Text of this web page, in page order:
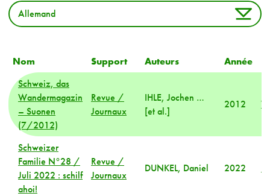
Nom Support Auteurs Année
Schweiz, das
Wandermagazin
– Suonen
(7/2012)
Revue /
Journaux
IHLE, Jochen …
[et al.]
2012
Schweizer
Familie N°28 /
Juli 2022 : schilf
ahoi!
Revue /
Journaux
DUNKEL, Daniel 2022